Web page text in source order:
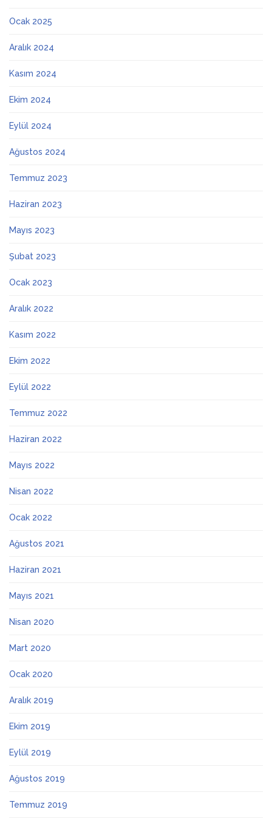
Ocak 2025
Aralık 2024
Kasım 2024
Ekim 2024
Eylül 2024
Ağustos 2024
Temmuz 2023
Haziran 2023
Mayıs 2023
Şubat 2023
Ocak 2023
Aralık 2022
Kasım 2022
Ekim 2022
Eylül 2022
Temmuz 2022
Haziran 2022
Mayıs 2022
Nisan 2022
Ocak 2022
Ağustos 2021
Haziran 2021
Mayıs 2021
Nisan 2020
Mart 2020
Ocak 2020
Aralık 2019
Ekim 2019
Eylül 2019
Ağustos 2019
Temmuz 2019